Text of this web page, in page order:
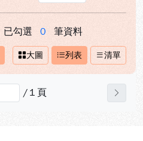
已勾選 0 筆資料
大圖 列表 清單
/ 1 頁